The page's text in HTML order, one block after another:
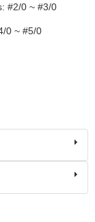
#2/0 ~ #3/0
0 ~ #5/0